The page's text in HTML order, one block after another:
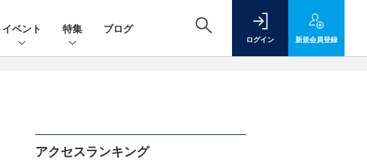
イベント 特集 ブログ
ログイン 新規会員登録
アクセスランキング